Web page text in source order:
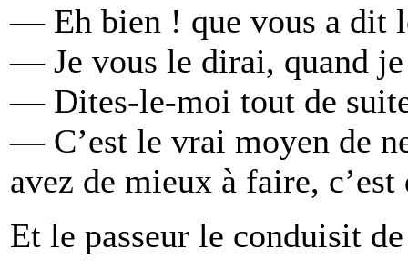
— Eh bien ! que vous a dit
— Je vous le dirai, quand je
— Dites-le-moi tout de
— C’est le vrai moyen de
avez de mieux à faire,
Et le passeur le conduisit